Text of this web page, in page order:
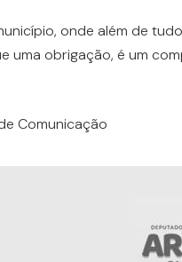
onde além de
uma obrigação, é um
Comunicação